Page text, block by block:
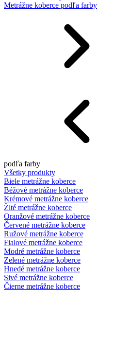
Metrážne koberce podľa farby
podľa farby
Všetky produkty
Biele metrážne koberce
Béžové metrážne koberce
Krémové metrážne koberce
Žlté metrážne koberce
Oranžové metrážne koberce
Červené metrážne koberce
Ružové metrážne koberce
Fialové metrážne koberce
Modré metrážne koberce
Zelené metrážne koberce
Hnedé metrážne koberce
Sivé metrážne koberce
Čierne metrážne koberce